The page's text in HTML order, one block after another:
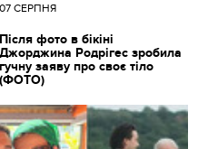
07 СЕРПНЯ
Після фото в бікіні
Джорджина Родрігес зробила
гучну заяву про своє тіло
(ФОТО)